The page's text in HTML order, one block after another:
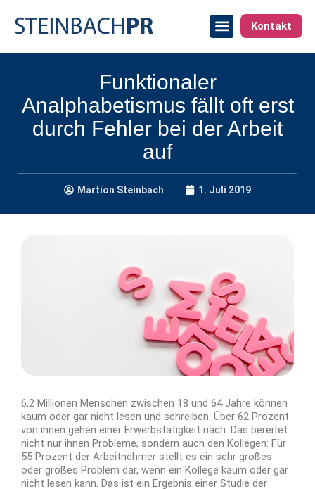
Kontakt
Funktionaler
Analphabetismus fällt oft erst
durch Fehler bei der Arbeit
auf
Martion Steinbach 1. Juli 2019
6,2 Millionen Menschen zwischen 18 und 64 Jahre können
kaum oder gar nicht lesen und schreiben. Über 62 Prozent
von ihnen gehen einer Erwerbstätigkeit nach. Das bereitet
nicht nur ihnen Probleme, sondern auch den Kollegen: Für
55 Prozent der Arbeitnehmer stellt es ein sehr großes
oder großes Problem dar, wenn ein Kollege kaum oder gar
nicht lesen kann. Das ist ein Ergebnis einer Studie der